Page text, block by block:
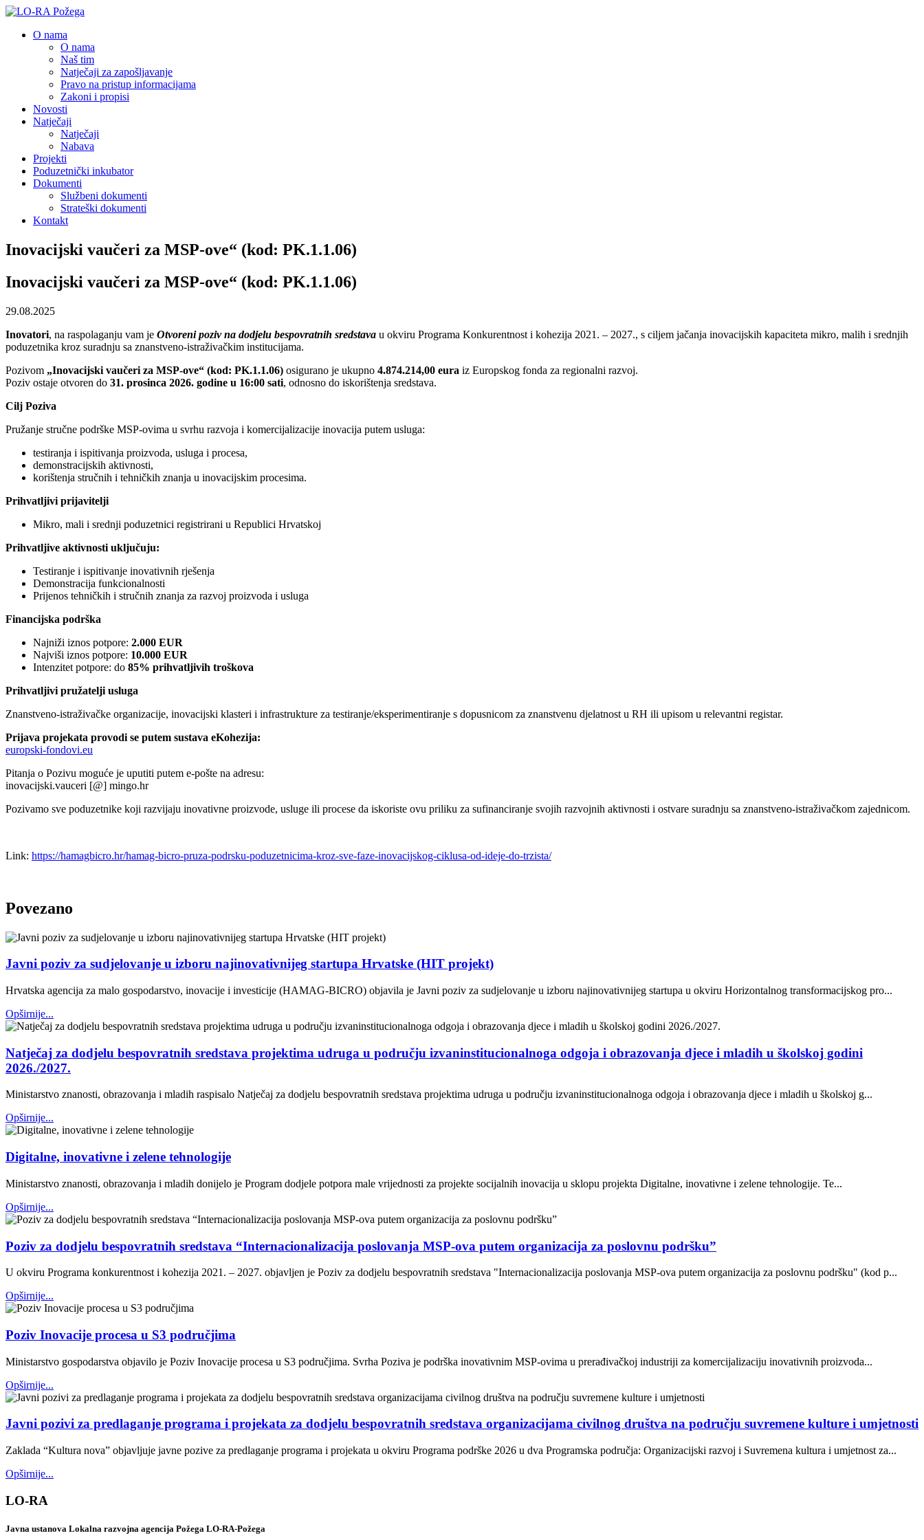
O nama
O nama
Naš tim
Natječaji za zapošljavanje
Pravo na pristup informacijama
Zakoni i propisi
Novosti
Natječaji
Natječaji
Nabava
Projekti
Poduzetnički inkubator
Dokumenti
Službeni dokumenti
Strateški dokumenti
Kontakt
Inovacijski vaučeri za MSP-ove“ (kod: PK.1.1.06)
Inovacijski vaučeri za MSP-ove“ (kod: PK.1.1.06)
29.08.2025
Inovatori, na raspolaganju vam je Otvoreni poziv na dodjelu bespovratnih sredstava u okviru Programa Konkurentnost i kohezija 2021. – 2027., s ciljem jačanja inovacijskih kapaciteta mikro, malih i srednjih
poduzetnika kroz suradnju sa znanstveno-istraživačkim institucijama.
Pozivom „Inovacijski vaučeri za MSP-ove“ (kod: PK.1.1.06) osigurano je ukupno 4.874.214,00 eura iz Europskog fonda za regionalni razvoj.
Poziv ostaje otvoren do 31. prosinca 2026. godine u 16:00 sati, odnosno do iskorištenja sredstava.
Cilj Poziva
Pružanje stručne podrške MSP-ovima u svrhu razvoja i komercijalizacije inovacija putem usluga:
testiranja i ispitivanja proizvoda, usluga i procesa,
demonstracijskih aktivnosti,
korištenja stručnih i tehničkih znanja u inovacijskim procesima.
Prihvatljivi prijavitelji
Mikro, mali i srednji poduzetnici registrirani u Republici Hrvatskoj
Prihvatljive aktivnosti uključuju:
Testiranje i ispitivanje inovativnih rješenja
Demonstracija funkcionalnosti
Prijenos tehničkih i stručnih znanja za razvoj proizvoda i usluga
Financijska podrška
Najniži iznos potpore: 2.000 EUR
Najviši iznos potpore: 10.000 EUR
Intenzitet potpore: do 85% prihvatljivih troškova
Prihvatljivi pružatelji usluga
Znanstveno-istraživačke organizacije, inovacijski klasteri i infrastrukture za testiranje/eksperimentiranje s dopusnicom za znanstvenu djelatnost u RH ili upisom u relevantni registar.
Prijava projekata provodi se putem sustava eKohezija:
europski-fondovi.eu
Pitanja o Pozivu moguće je uputiti putem e-pošte na adresu:
inovacijski.vauceri [@] mingo.hr
Pozivamo sve poduzetnike koji razvijaju inovativne proizvode, usluge ili procese da iskoriste ovu priliku za sufinanciranje svojih razvojnih aktivnosti i ostvare suradnju sa znanstveno-istraživačkom zajednicom.
Link: https://hamagbicro.hr/hamag-bicro-pruza-podrsku-poduzetnicima-kroz-sve-faze-inovacijskog-ciklusa-od-ideje-do-trzista/
Povezano
Javni poziv za sudjelovanje u izboru najinovativnijeg startupa Hrvatske (HIT projekt)
Hrvatska agencija za malo gospodarstvo, inovacije i investicije (HAMAG-BICRO) objavila je Javni poziv za sudjelovanje u izboru najinovativnijeg startupa u okviru Horizontalnog transformacijskog pro...
Opširnije...
Natječaj za dodjelu bespovratnih sredstava projektima udruga u području izvaninstitucionalnoga odgoja i obrazovanja djece i mladih u školskoj godini
2026./2027.
Ministarstvo znanosti, obrazovanja i mladih raspisalo Natječaj za dodjelu bespovratnih sredstava projektima udruga u području izvaninstitucionalnoga odgoja i obrazovanja djece i mladih u školskoj g...
Opširnije...
Digitalne, inovativne i zelene tehnologije
Ministarstvo znanosti, obrazovanja i mladih donijelo je Program dodjele potpora male vrijednosti za projekte socijalnih inovacija u sklopu projekta Digitalne, inovativne i zelene tehnologije. Te...
Opširnije...
Poziv za dodjelu bespovratnih sredstava “Internacionalizacija poslovanja MSP-ova putem organizacija za poslovnu podršku”
U okviru Programa konkurentnost i kohezija 2021. – 2027. objavljen je Poziv za dodjelu bespovratnih sredstava "Internacionalizacija poslovanja MSP-ova putem organizacija za poslovnu podršku" (kod p...
Opširnije...
Poziv Inovacije procesa u S3 područjima
Ministarstvo gospodarstva objavilo je Poziv Inovacije procesa u S3 područjima. Svrha Poziva je podrška inovativnim MSP-ovima u prerađivačkoj industriji za komercijalizaciju inovativnih proizvoda...
Opširnije...
Javni pozivi za predlaganje programa i projekata za dodjelu bespovratnih sredstava organizacijama civilnog društva na području suvremene kulture i umjetnosti
Zaklada “Kultura nova” objavljuje javne pozive za predlaganje programa i projekata u okviru Programa podrške 2026 u dva Programska područja: Organizacijski razvoj i Suvremena kultura i umjetnost za...
Opširnije...
LO-RA
Javna ustanova Lokalna razvojna agencija Požega LO-RA-Požega